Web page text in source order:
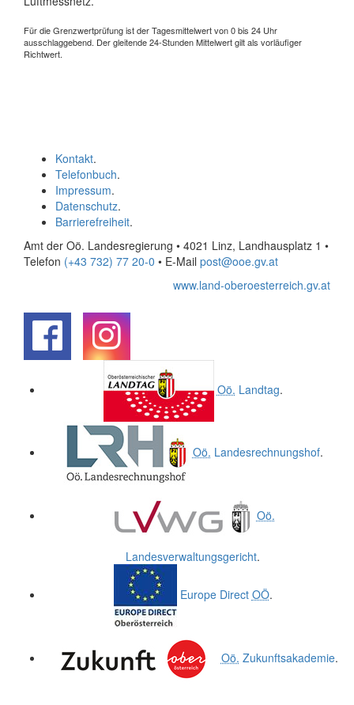
Für die Grenzwertprüfung ist der Tagesmittelwert von 0 bis 24 Uhr
ausschlaggebend. Der gleitende 24-Stunden Mittelwert gilt als vorläufiger
Richtwert.
Kontakt.
Telefonbuch.
Impressum.
Datenschutz.
Barrierefreiheit.
Amt der Oö. Landesregierung • 4021 Linz, Landhausplatz 1 •
Telefon (+43 732) 77 20-0 • E-Mail post@ooe.gv.at
www.land-oberoesterreich.gv.at
Oö. Landtag.
Oö. Landesrechnungshof.
Oö.
Landesverwaltungsgericht.
Europe Direct OÖ.
Oö. Zukunftsakademie.